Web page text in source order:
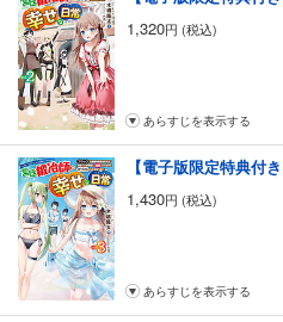
1,320円 (税込)
あらすじを表示する
1,430円 (税込)
あらすじを表示する